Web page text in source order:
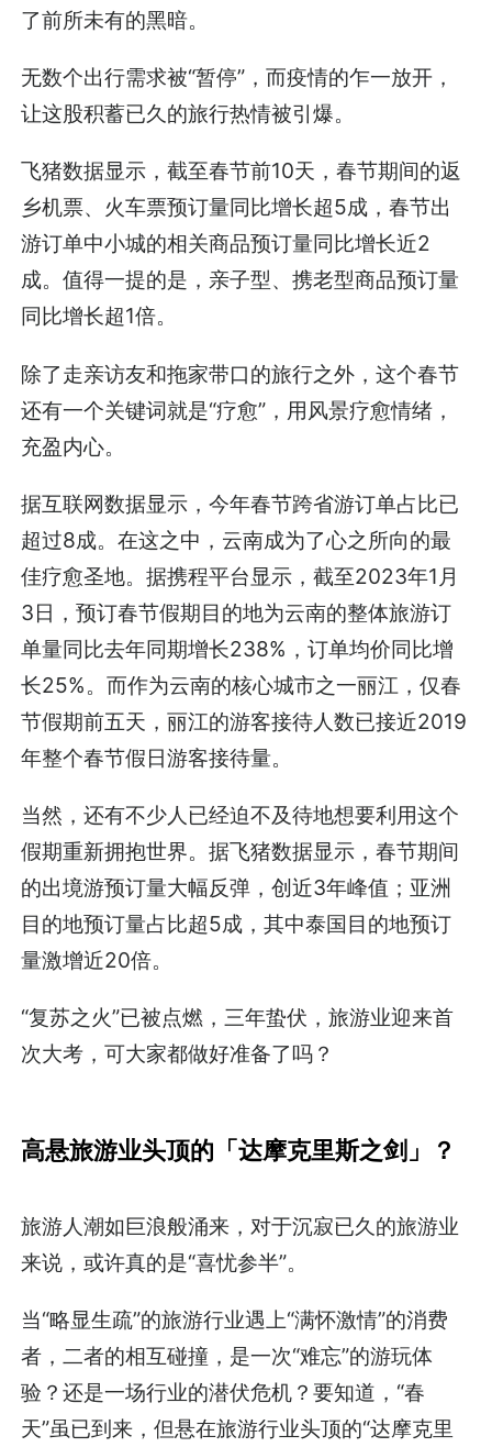
了前所未有的黑暗。
无数个出行需求被“暂停”，而疫情的乍一放开，
让这股积蓄已久的旅行热情被引爆。
飞猪数据显示，截至春节前10天，春节期间的返
乡机票、火车票预订量同比增长超5成，春节出
游订单中小城的相关商品预订量同比增长近2
成。值得一提的是，亲子型、携老型商品预订量
同比增长超1倍。
除了走亲访友和拖家带口的旅行之外，这个春节
还有一个关键词就是“疗愈”，用风景疗愈情绪，
充盈内心。
据互联网数据显示，今年春节跨省游订单占比已
超过8成。在这之中，云南成为了心之所向的最
佳疗愈圣地。据携程平台显示，截至2023年1月
3日，预订春节假期目的地为云南的整体旅游订
单量同比去年同期增长238%，订单均价同比增
长25%。而作为云南的核心城市之一丽江，仅春
节假期前五天，丽江的游客接待人数已接近2019
年整个春节假日游客接待量。
当然，还有不少人已经迫不及待地想要利用这个
假期重新拥抱世界。据飞猪数据显示，春节期间
的出境游预订量大幅反弹，创近3年峰值；亚洲
目的地预订量占比超5成，其中泰国目的地预订
量激增近20倍。
“复苏之火”已被点燃，三年蛰伏，旅游业迎来首
次大考，可大家都做好准备了吗？
高悬旅游业头顶的「达摩克里斯之剑」？
旅游人潮如巨浪般涌来，对于沉寂已久的旅游业
来说，或许真的是“喜忧参半”。
当“略显生疏”的旅游行业遇上“满怀激情”的消费
者，二者的相互碰撞，是一次“难忘”的游玩体
验？还是一场行业的潜伏危机？要知道，“春
天”虽已到来，但悬在旅游行业头顶的“达摩克里